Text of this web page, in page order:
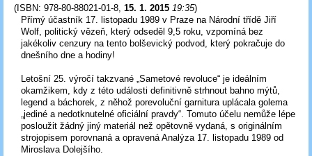
( ISBN: 978-80-88021-01-8, 15. 1. 2015 19:35)
Přímý účastník 17. listopadu 1989 v Praze na Národní třídě Jiří
Wolf, politický vězeň, který odseděl 9,5 roku, vzpomíná bez
jakékoliv cenzury na tento bolševický podvod, který pokračuje do
dnešního dne a hodiny!
Letošní 25. výročí takzvané „Sametové revoluce“ je ideálním
okamžikem, kdy z této události definitivně strhnout bahno mýtů,
legend a báchorek, z něhož porevoluční garnitura uplácala golema
„jediné a nedotknutelné oficiální pravdy“. Tomuto účelu nemůže lépe
posloužit žádný jiný materiál než opětovně vydaná, s originálním
strojopisem porovnaná a opravená Analýza 17. listopadu 1989 od
Miroslava Dolejšího.